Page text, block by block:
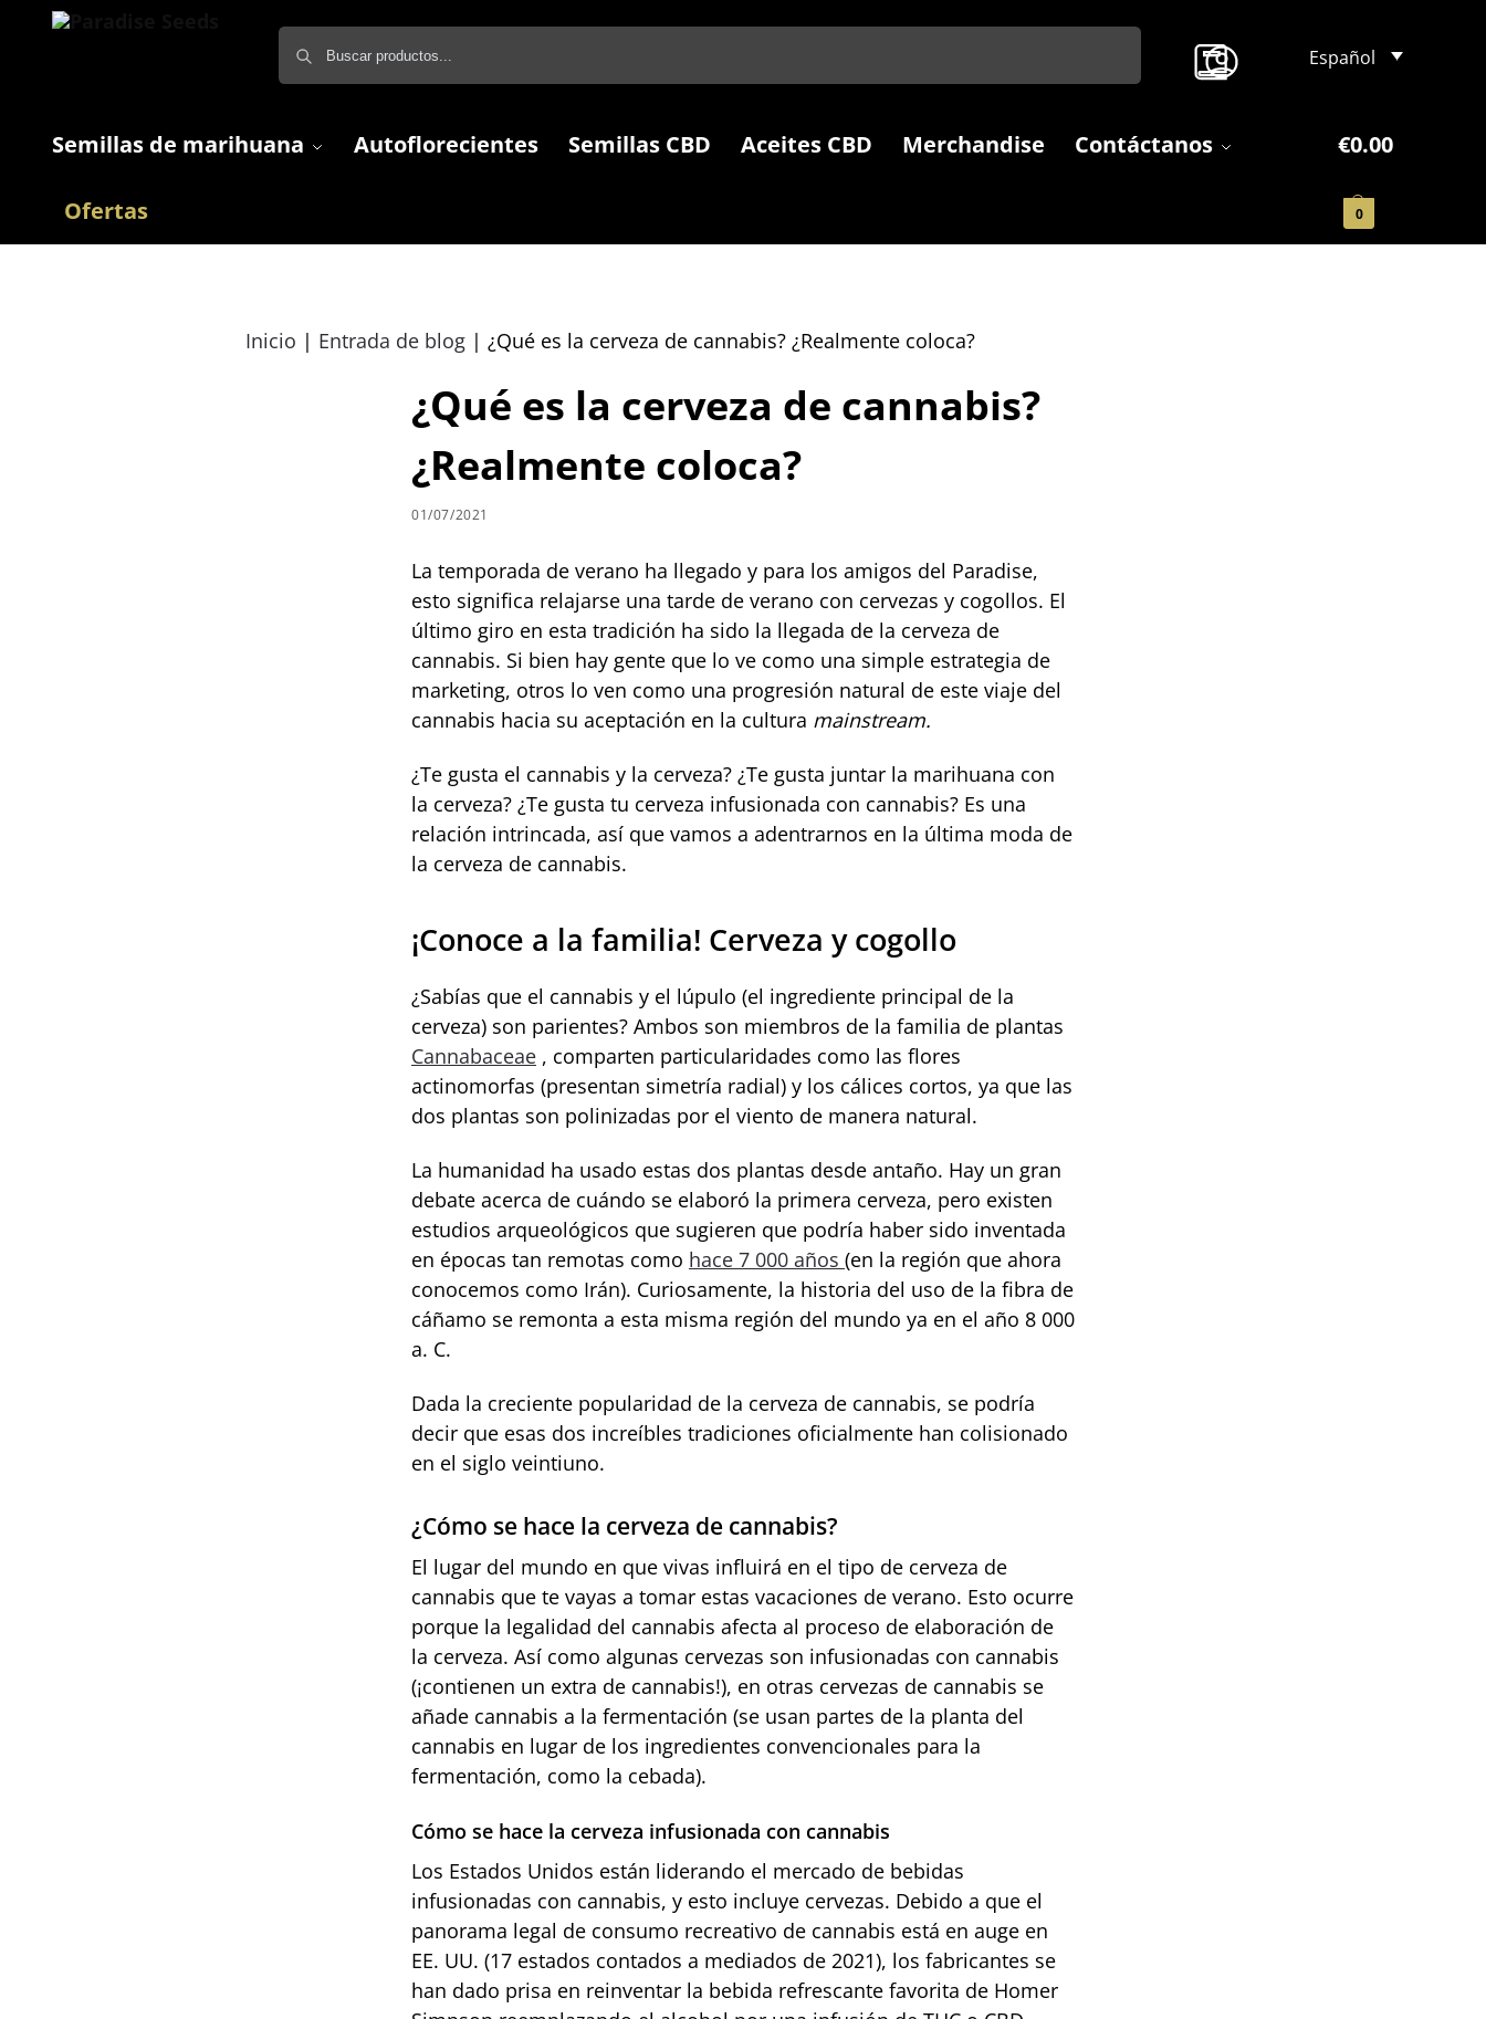
Español
Semillas de marihuana Autoflorecientes Semillas CBD Aceites CBD Merchandise Contáctanos
Ofertas
€0.00
0
Inicio | Entrada de blog |¿Qué es la cerveza de cannabis? ¿Realmente coloca?
¿Qué es la cerveza de cannabis?
¿Realmente coloca?
01/07/2021
La temporada de verano ha llegado y para los amigos del Paradise,
esto significa relajarse una tarde de verano con cervezas y cogollos. El
último giro en esta tradición ha sido la llegada de la cerveza de
cannabis. Si bien hay gente que lo ve como una simple estrategia de
marketing, otros lo ven como una progresión natural de este viaje del
cannabis hacia su aceptación en la cultura mainstream.
¿Te gusta el cannabis y la cerveza? ¿Te gusta juntar la marihuana con
la cerveza? ¿Te gusta tu cerveza infusionada con cannabis? Es una
relación intrincada, así que vamos a adentrarnos en la última moda de
la cerveza de cannabis.
¡Conoce a la familia! Cerveza y cogollo
¿Sabías que el cannabis y el lúpulo (el ingrediente principal de la
cerveza) son parientes? Ambos son miembros de la familia de plantas
Cannabaceae, comparten particularidades como las flores
actinomorfas (presentan simetría radial) y los cálices cortos, ya que las
dos plantas son polinizadas por el viento de manera natural.
La humanidad ha usado estas dos plantas desde antaño. Hay un gran
debate acerca de cuándo se elaboró la primera cerveza, pero existen
estudios arqueológicos que sugieren que podría haber sido inventada
en épocas tan remotas como hace 7 000 años (en la región que ahora
conocemos como Irán). Curiosamente, la historia del uso de la fibra de
cáñamo se remonta a esta misma región del mundo ya en el año 8 000
a. C.
Dada la creciente popularidad de la cerveza de cannabis, se podría
decir que esas dos increíbles tradiciones oficialmente han colisionado
en el siglo veintiuno.
¿Cómo se hace la cerveza de cannabis?
El lugar del mundo en que vivas influirá en el tipo de cerveza de
cannabis que te vayas a tomar estas vacaciones de verano. Esto ocurre
porque la legalidad del cannabis afecta al proceso de elaboración de
la cerveza. Así como algunas cervezas son infusionadas con cannabis
(¡contienen un extra de cannabis!), en otras cervezas de cannabis se
añade cannabis a la fermentación (se usan partes de la planta del
cannabis en lugar de los ingredientes convencionales para la
fermentación, como la cebada).
Cómo se hace la cerveza infusionada con cannabis
Los Estados Unidos están liderando el mercado de bebidas
infusionadas con cannabis, y esto incluye cervezas. Debido a que el
panorama legal de consumo recreativo de cannabis está en auge en
EE. UU. (17 estados contados a mediados de 2021), los fabricantes se
han dado prisa en reinventar la bebida refrescante favorita de Homer